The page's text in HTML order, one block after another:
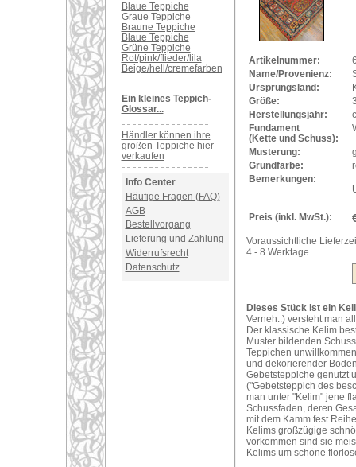
Blaue Teppiche
Graue Teppiche
Braune Teppiche
Blaue Teppiche
Grüne Teppiche
Rot/pink/flieder/lila
Beige/hell/cremefarben
Ein kleines Teppich-
Glossar...
Händler können ihre
großen Teppiche hier
verkaufen
Info Center
Häufige Fragen (FAQ)
AGB
Bestellvorgang
Lieferung und Zahlung
Widerrufsrecht
Datenschutz
Artikelnummer:
Name/Provenienz:
Ursprungsland:
Größe:
Herstellungsjahr:
Fundament
(Kette und Schuss):
Musterung:
Grundfarbe:
Bemerkungen:
Preis (inkl. MwSt.):
Voraussichtliche
4 - 8 Werktage
Dieses Stück ist ein
Verneh..) versteht man
Der klassische Kelim
Muster bildenden
Teppichen
und dekorierender
Gebetsteppiche genutzt
("Gebetsteppich des
man unter "Kelim" jene
Schussfaden, deren
mit dem Kamm fest
Kelims großzügige
vorkommen sind sie
Kelims um schöne